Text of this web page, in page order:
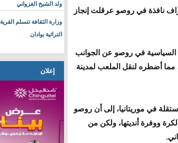
نافذة في روصو عرقلت إنجاز
السياسية في روصو عن الجوانب
مما أضطره لنقل الملعب لمدينة
في موريتانيا، إلى أن روصو
ووفرة أنديتها، ولكن من
ولد الشيخ الغزواني
وزارة الثقافة تتسلم القرية
التراثية بوادان
إعلان